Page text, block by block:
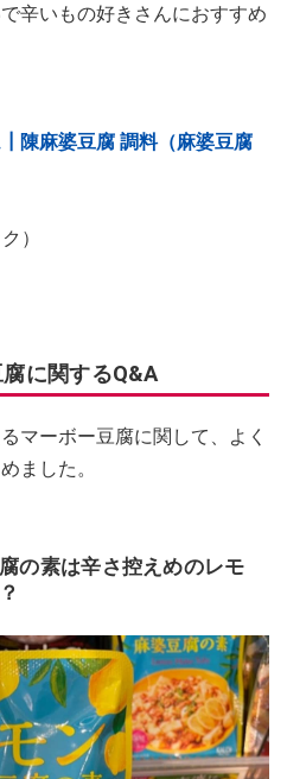
辛いもの好きさんにおすすめ
陳麻婆豆腐 調料（麻婆豆腐
）
に関するQ&A
マーボー豆腐に関して、よく
ました。
の素は辛さ控えめのレモ